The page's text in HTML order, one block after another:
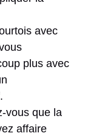
avec
plus avec
vous que la
affaire